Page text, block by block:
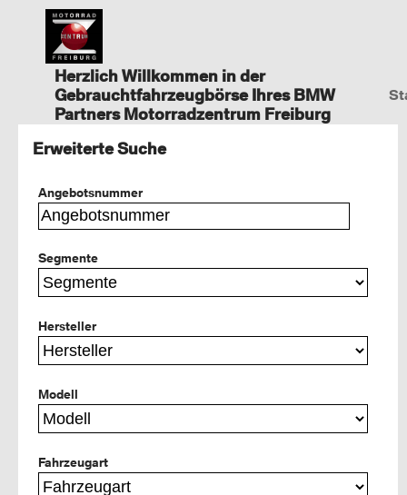
Herzlich Willkommen in der
Gebrauchtfahrzeugbörse Ihres BMW
Partners Motorradzentrum Freiburg
Erweiterte Suche
Angebotsnummer
Segmente
Hersteller
Modell
Fahrzeugart